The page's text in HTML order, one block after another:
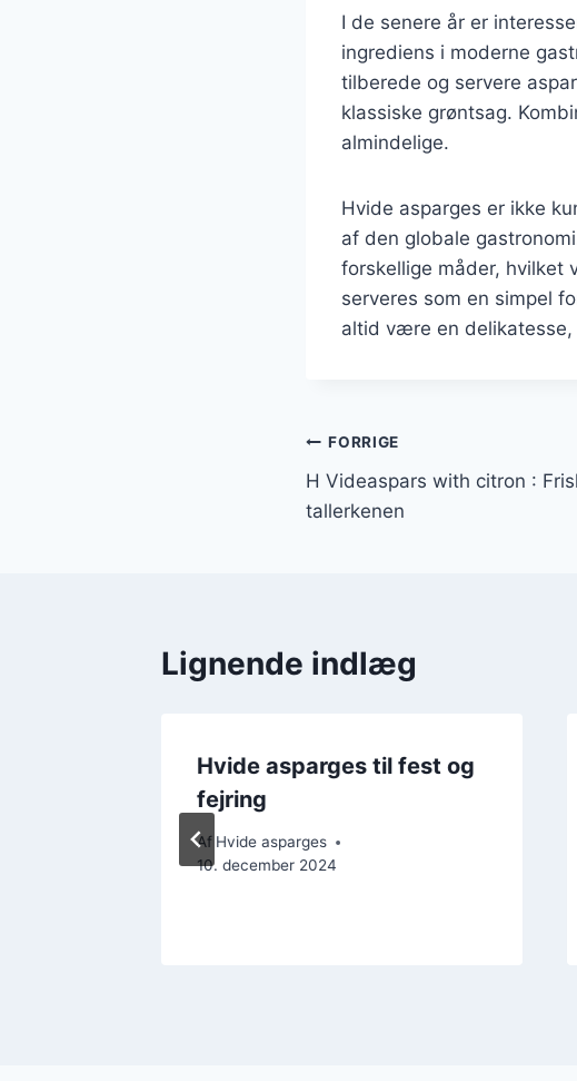
I de senere år er
ingrediens i moderne
tilberede og servere
klassiske grøntsag.
almindelige.
Hvide asparges er ikke
af den globale
forskellige måder, hvilket
serveres som en simpel
altid være en
Indlægsnavigation
FORRIGE
H Videaspars with citron :
tallerkenen
Lignende indlæg
Hvide asparges til fest og
fejring
Af Hvide asparges
10. december 2024